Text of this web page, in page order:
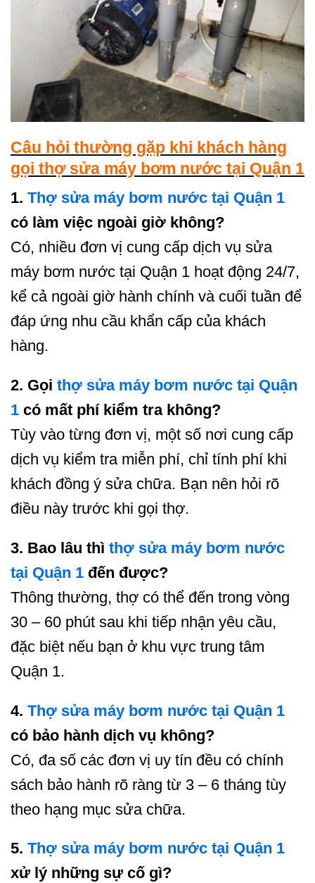
Câu hỏi thường gặp khi khách hàng
gọi thợ sửa máy bơm nước tại Quận 1
1. Thợ sửa máy bơm nước tại Quận 1
có làm việc ngoài giờ không?
Có, nhiều đơn vị cung cấp dịch vụ sửa
máy bơm nước tại Quận 1 hoạt động 24/7,
kể cả ngoài giờ hành chính và cuối tuần để
đáp ứng nhu cầu khẩn cấp của khách
hàng.
2. Gọi thợ sửa máy bơm nước tại Quận
1 có mất phí kiểm tra không?
Tùy vào từng đơn vị, một số nơi cung cấp
dịch vụ kiểm tra miễn phí, chỉ tính phí khi
khách đồng ý sửa chữa. Bạn nên hỏi rõ
điều này trước khi gọi thợ.
3. Bao lâu thì thợ sửa máy bơm nước
tại Quận 1 đến được?
Thông thường, thợ có thể đến trong vòng
30 – 60 phút sau khi tiếp nhận yêu cầu,
đặc biệt nếu bạn ở khu vực trung tâm
Quận 1.
4. Thợ sửa máy bơm nước tại Quận 1
có bảo hành dịch vụ không?
Có, đa số các đơn vị uy tín đều có chính
sách bảo hành rõ ràng từ 3 – 6 tháng tùy
theo hạng mục sửa chữa.
5. Thợ sửa máy bơm nước tại Quận 1
xử lý những sự cố gì?